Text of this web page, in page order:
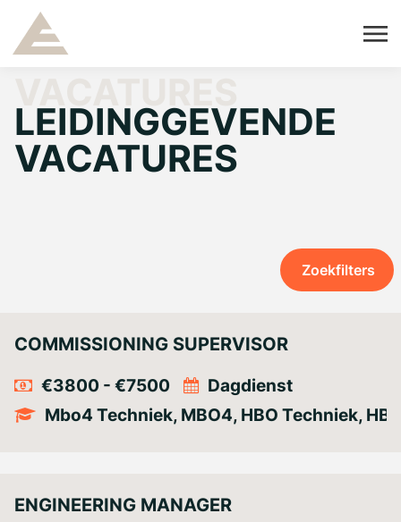
LEIDINGGEVENDE
VACATURES
Zoekfilters
COMMISSIONING SUPERVISOR
€3800 - €7500
Dagdienst
Mbo4 Techniek, MBO4, HBO Techniek,
ENGINEERING MANAGER